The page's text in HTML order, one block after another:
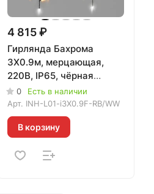
4 815 ₽
Гирлянда Бахрома
3X0.9м, мерцающая,
220В, IP65, чёрная
резина 3.3мм, ТЁПЛАЯ
БЕЛАЯ, 020711
0
Есть в наличии
Арт. INH-L01-i3X0.9F-RB/WW
В корзину